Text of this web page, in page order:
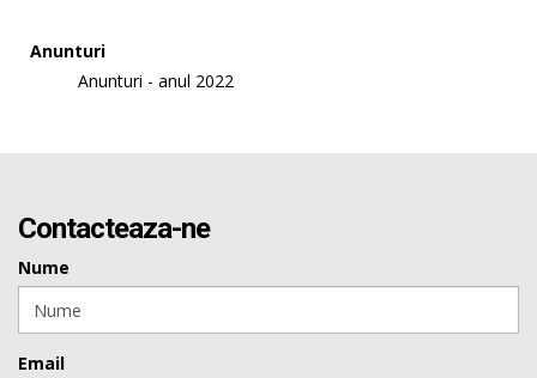
Anunturi
Anunturi - anul 2022
Contacteaza-ne
Nume
Email